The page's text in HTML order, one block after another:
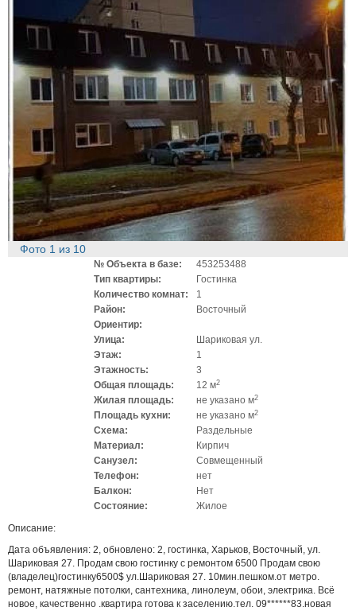
Фото 1 из 10
№ Объекта в базе:
453253488
Тип квартиры:
Гостинка
Количество комнат:
1
Район:
Восточный
Ориентир:
Улица:
Шариковая ул.
Этаж:
1
Этажность:
3
Общая площадь:
12 м2
Жилая площадь: не указано м2
Площадь кухни: не указано м2
Схема:
Раздельные
Материал:
Кирпич
Санузел:
Совмещенный
Телефон:
нет
Балкон:
Нет
Состояние:
Жилое
Описание:
Дата объявления: 2, обновлено: 2, гостинка, Харьков, Восточный, ул.
Шариковая 27. Продам свою гостинку с ремонтом 6500 Продам свою
(владелец)гостинку6500$ ул.Шариковая 27. 10мин.пешком.от метро.
ремонт, натяжные потолки, сантехника, линолеум, обои, электрика. Всё
новое, качественно .квартира готова к заселению.тел. 09******83.новая